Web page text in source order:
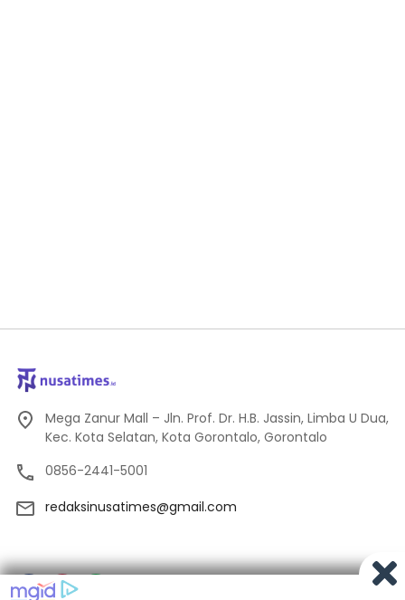
Mega Zanur Mall – Jln. Prof. Dr. H.B. Jassin, Limba U Dua,
Kec. Kota Selatan, Kota Gorontalo, Gorontalo
0856-2441-5001
redaksinusatimes@gmail.com